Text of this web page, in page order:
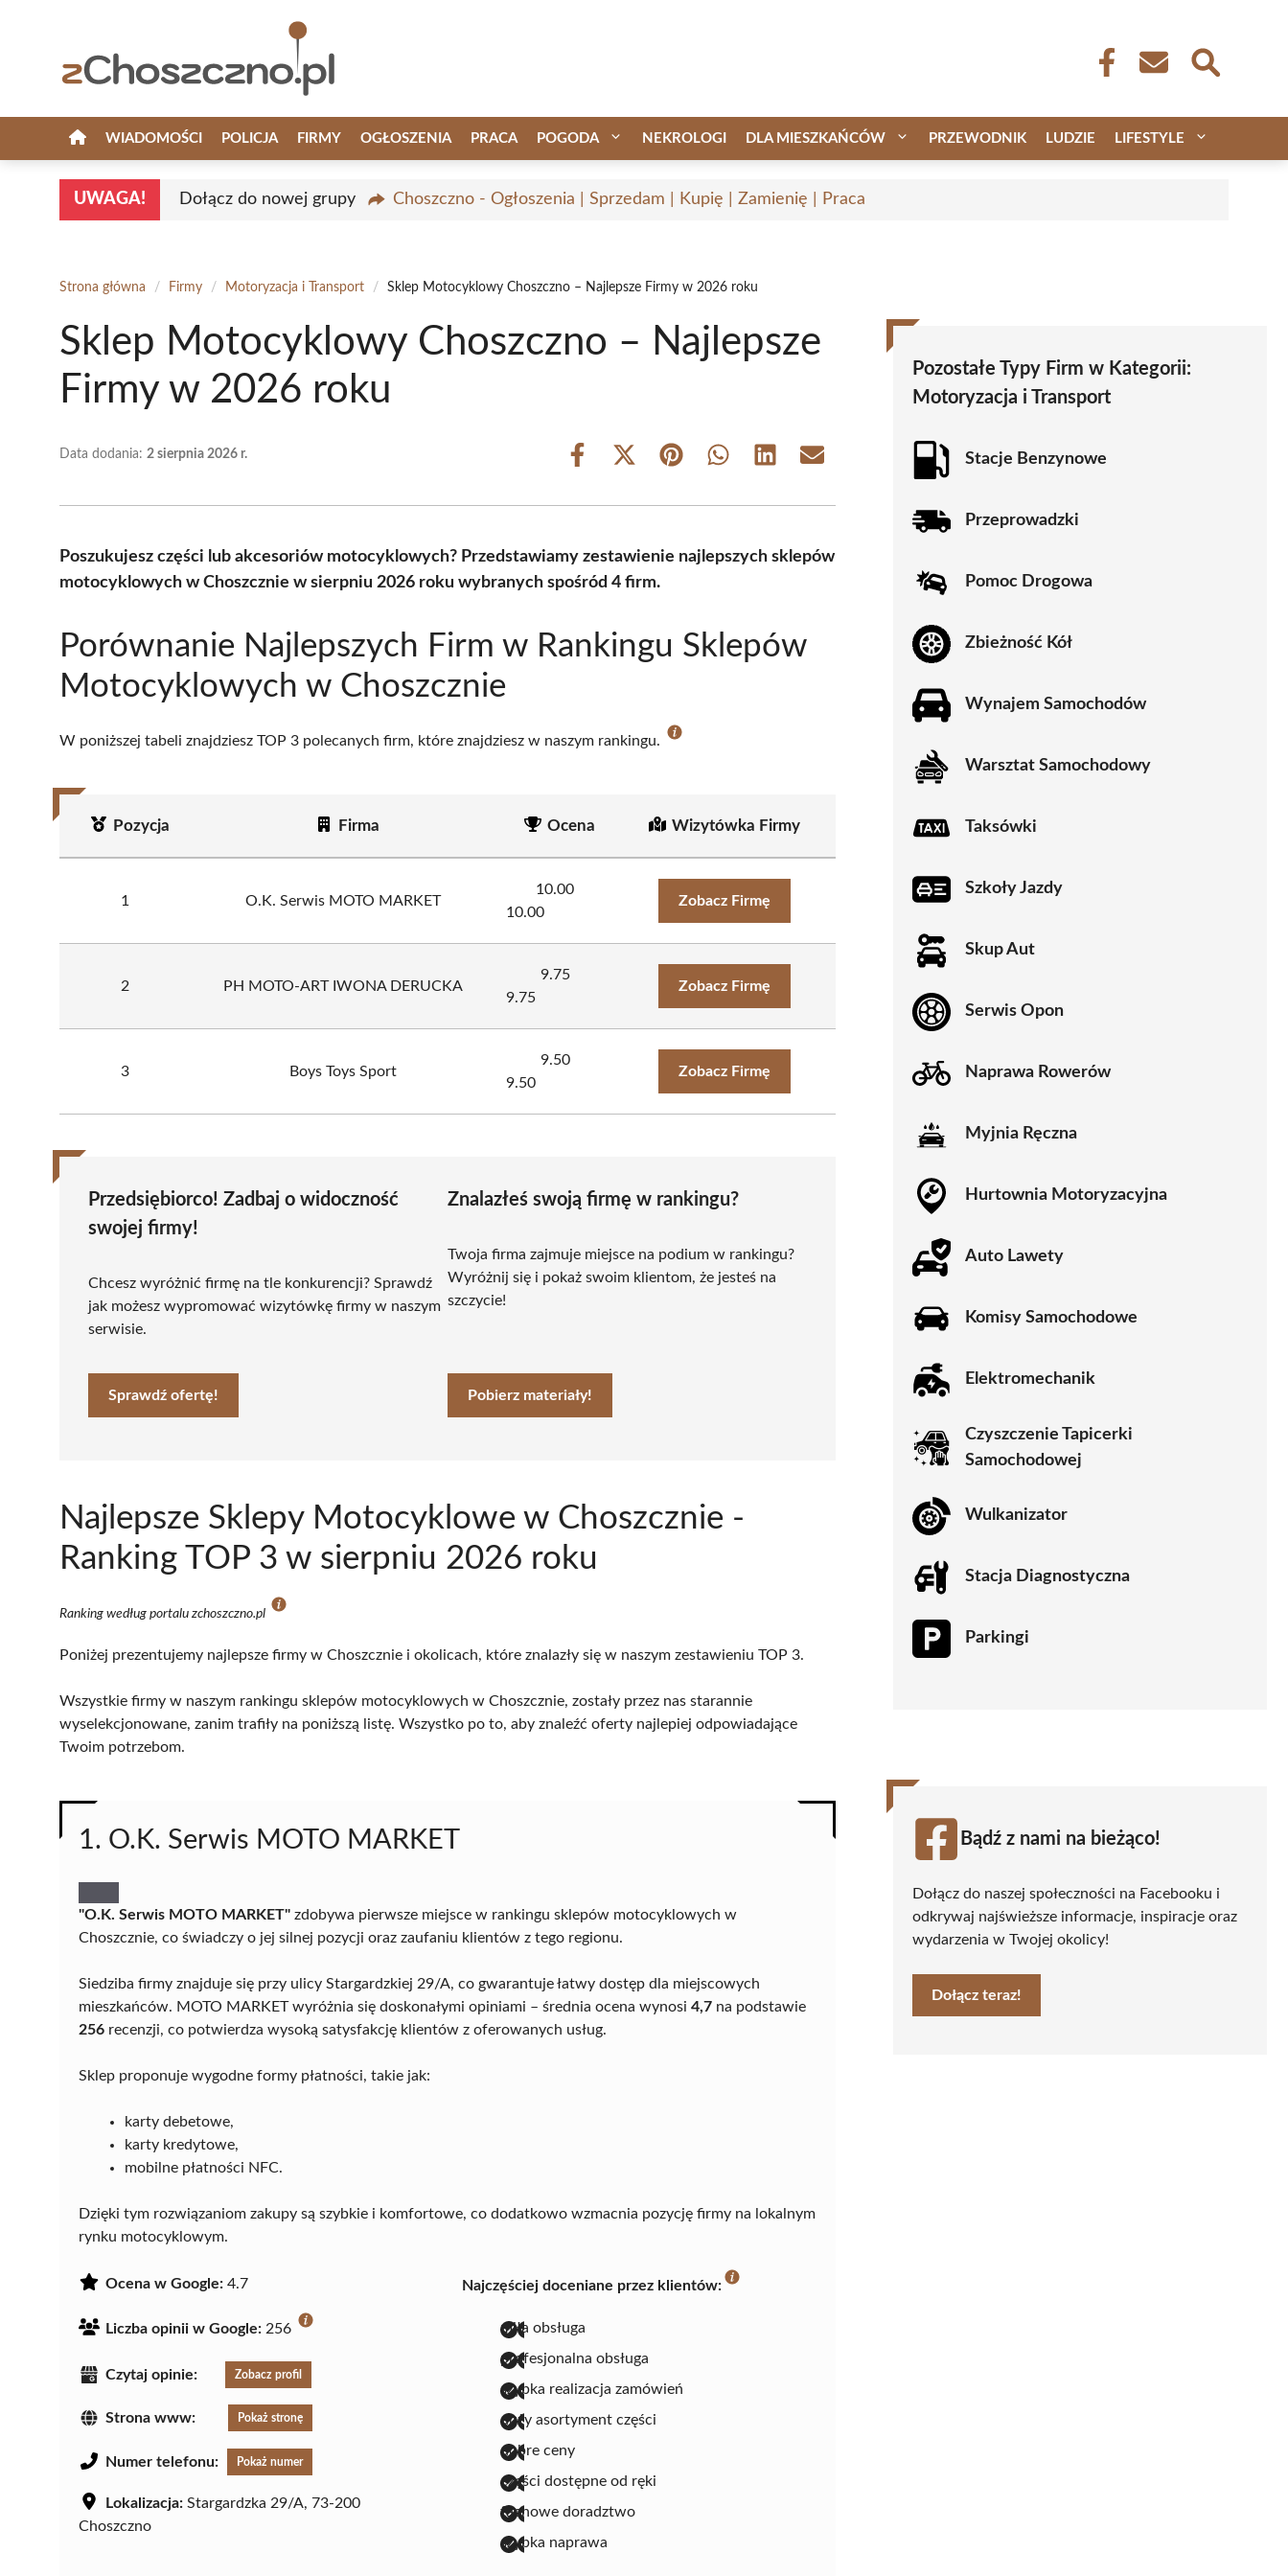
WIADOMOŚCI POLICJA FIRMY OGŁOSZENIA PRACA POGODA NEKROLOGI DLA MIESZKAŃCÓW PRZEWODNIK LUDZIE LIFESTYLE
UWAGA! Dołącz do nowej grupy Choszczno - Ogłoszenia | Sprzedam | Kupię | Zamienię | Praca
Strona główna / Firmy / Motoryzacja i Transport / Sklep Motocyklowy Choszczno – Najlepsze Firmy w 2026 roku
Sklep Motocyklowy Choszczno – Najlepsze
Firmy w 2026 roku
Data dodania: 2 sierpnia 2026 r.
Share
Share
(Twitter)
Share Share Share Share
Poszukujesz części lub akcesoriów motocyklowych? Przedstawiamy zestawienie najlepszych sklepów
motocyklowych w Choszcznie w sierpniu 2026 roku wybranych spośród 4 firm.
Porównanie Najlepszych Firm w Rankingu Sklepów
Motocyklowych w Choszcznie
W poniższej tabeli znajdziesz TOP 3 polecanych firm, które znajdziesz w naszym rankingu.
Pozycja Firma Ocena Wizytówka Firmy
1 O.K. Serwis MOTO MARKET
10.00
10.00
Zobacz Firmę
2 PH MOTO-ART IWONA DERUCKA
9.75
9.75
Zobacz Firmę
3 Boys Toys Sport
9.50
9.50
Zobacz Firmę
Przedsiębiorco! Zadbaj o widoczność
swojej firmy!
Chcesz wyróżnić firmę na tle konkurencji? Sprawdź
jak możesz wypromować wizytówkę firmy w naszym
serwisie.
Sprawdź ofertę!
Znalazłeś swoją firmę w rankingu?
Twoja firma zajmuje miejsce na podium w rankingu?
Wyróżnij się i pokaż swoim klientom, że jesteś na
szczycie!
Pobierz materiały!
Najlepsze Sklepy Motocyklowe w Choszcznie -
Ranking TOP 3 w sierpniu 2026 roku
Ranking według portalu zchoszczno.pl
Poniżej prezentujemy najlepsze firmy w Choszcznie i okolicach, które znalazły się w naszym zestawieniu TOP 3.
Wszystkie firmy w naszym rankingu sklepów motocyklowych w Choszcznie, zostały przez nas starannie
wyselekcjonowane, zanim trafiły na poniższą listę. Wszystko po to, aby znaleźć oferty najlepiej odpowiadające
Twoim potrzebom.
1. O.K. Serwis MOTO MARKET
"O.K. Serwis MOTO MARKET" zdobywa pierwsze miejsce w rankingu sklepów motocyklowych w
Choszcznie, co świadczy o jej silnej pozycji oraz zaufaniu klientów z tego regionu.
Siedziba firmy znajduje się przy ulicy Stargardzkiej 29/A, co gwarantuje łatwy dostęp dla miejscowych
mieszkańców. MOTO MARKET wyróżnia się doskonałymi opiniami – średnia ocena wynosi 4,7 na podstawie
256 recenzji, co potwierdza wysoką satysfakcję klientów z oferowanych usług.
Sklep proponuje wygodne formy płatności, takie jak:
karty debetowe,
karty kredytowe,
mobilne płatności NFC.
Dzięki tym rozwiązaniom zakupy są szybkie i komfortowe, co dodatkowo wzmacnia pozycję firmy na lokalnym
rynku motocyklowym.
Ocena w Google: 4.7
Liczba opinii w Google: 256
Czytaj opinie: Zobacz profil
Strona www: Pokaż stronę
Numer telefonu: Pokaż numer
Lokalizacja: Stargardzka 29/A, 73-200
Choszczno
Najczęściej doceniane przez klientów:
miła obsługa
profesjonalna obsługa
szybka realizacja zamówień
duży asortyment części
dobre ceny
części dostępne od ręki
fachowe doradztwo
szybka naprawa
Pozostałe Typy Firm w Kategorii:
Motoryzacja i Transport
Stacje Benzynowe
Przeprowadzki
Pomoc Drogowa
Zbieżność Kół
Wynajem Samochodów
Warsztat Samochodowy
Taksówki
Szkoły Jazdy
Skup Aut
Serwis Opon
Naprawa Rowerów
Myjnia Ręczna
Hurtownia Motoryzacyjna
Auto Lawety
Komisy Samochodowe
Elektromechanik
Czyszczenie Tapicerki
Samochodowej
Wulkanizator
Stacja Diagnostyczna
Parkingi
Bądź z nami na bieżąco!
Dołącz do naszej społeczności na Facebooku i
odkrywaj najświeższe informacje, inspiracje oraz
wydarzenia w Twojej okolicy!
Dołącz teraz!